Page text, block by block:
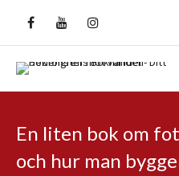
En liten bok om
och hur man